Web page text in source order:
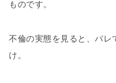
ものです。
不倫の実態を見ると、バレ
け。